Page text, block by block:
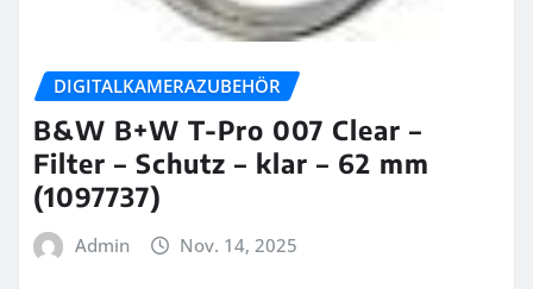
DIGITALKAMERAZUBEHÖR
B&W B+W T-Pro 007 Clear –
Filter – Schutz – klar – 62 mm
(1097737)
Admin Nov. 14, 2025